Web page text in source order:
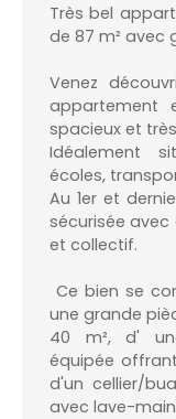
Très bel
de 87 m² avec
Venez
appartement
spacieux et
Idéalement
écoles,
Au 1er et
sécurisée
et collectif.
Ce bien se
une grande
40 m², d'
équipée
d'un cellier/
avec lave-